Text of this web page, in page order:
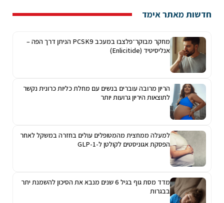
חדשות מאתר אימד
מחקר מבוקר־פלצבו במעכב PCSK9 הניתן דרך הפה –
אנליסיטיד (Enlicitide)
הריון מרובה עוברים בנשים עם מחלת כליות כרונית נקשר
לתוצאות היריון גרועות יותר
למעלה ממחצית מהמטופלים עולים בחזרה במשקל לאחר
הפסקת אגוניסטים לקולטן ל-GLP-1
מדד מסת גוף בגיל 6 שנים מנבא את הסיכון להשמנת יתר
בבגרות